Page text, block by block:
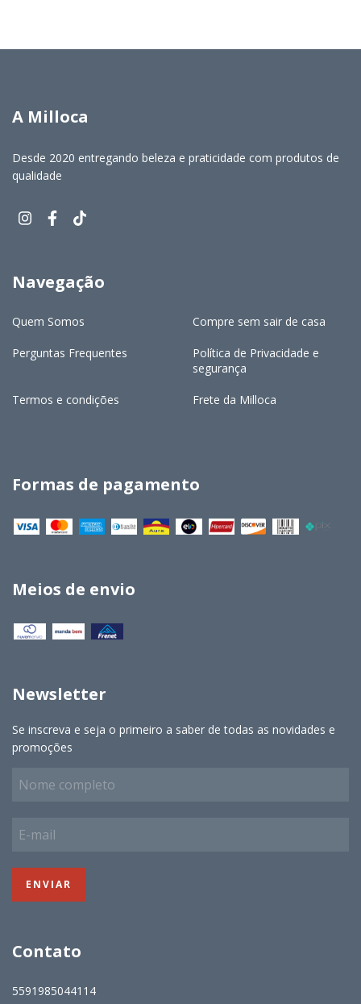
A Milloca
Desde 2020 entregando beleza e praticidade com produtos de
qualidade
Navegação
Quem Somos Compre sem sair de casa
Perguntas Frequentes
Política de Privacidade e
segurança
Termos e condições Frete da Milloca
Formas de pagamento
Meios de envio
Newsletter
Se inscreva e seja o primeiro a saber de todas as novidades e
promoções
Contato
5591985044114